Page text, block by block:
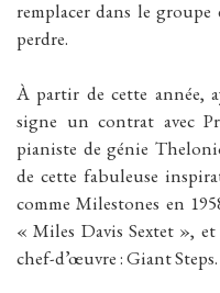
remplacer dans le
perdre.
À partir de cette année,
signe un contrat avec
pianiste de génie
de cette fabuleuse
comme Milestones en
« Miles Davis Sextet »,
chef-d’œuvre : Giant Steps.